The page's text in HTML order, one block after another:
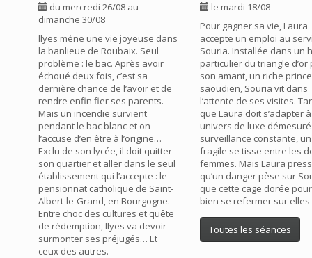
du mercredi 26/08 au
dimanche 30/08
Ilyes mène une vie joyeuse dans
la banlieue de Roubaix. Seul
problème : le bac. Après avoir
échoué deux fois, c’est sa
dernière chance de l’avoir et de
rendre enfin fier ses parents.
Mais un incendie survient
pendant le bac blanc et on
l’accuse d’en être à l’origine…
Exclu de son lycée, il doit quitter
son quartier et aller dans le seul
établissement qui l’accepte : le
pensionnat catholique de Saint-
Albert-le-Grand, en Bourgogne.
Entre choc des cultures et quête
de rédemption, Ilyes va devoir
surmonter ses préjugés… Et
ceux des autres.
le mardi 18/08
Pour gagner sa vie, Laura
accepte un emploi au
Souria. Installée dans un
particulier du triangle d’or
son amant, un riche prince
saoudien, Souria vit dans
l’attente de ses visites.
que Laura doit s’adapter
univers de luxe
surveillance constante,
fragile se tisse entre les
femmes. Mais Laura
qu’un danger pèse sur
que cette cage dorée
bien se refermer sur elles
Toutes les séances